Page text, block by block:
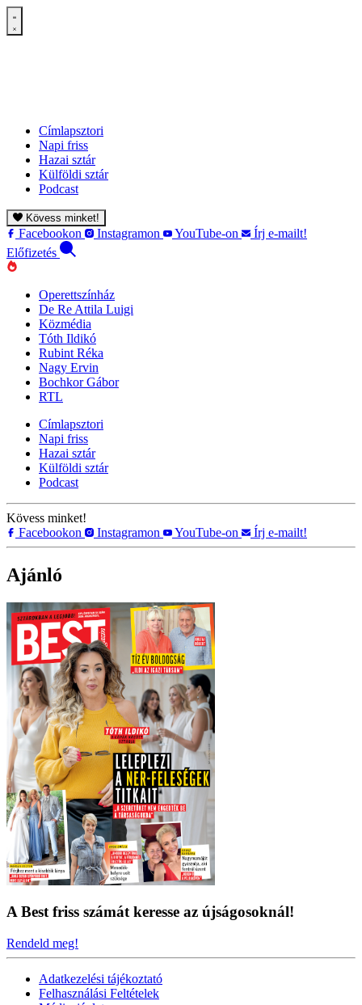
Címlapsztori
Napi friss
Hazai sztár
Külföldi sztár
Podcast
Kövess minket!
Facebookon Instagramon YouTube-on
Írj e-mailt!
Előfizetés
Operettszínház
De Re Attila Luigi
Közmédia
Tóth Ildikó
Rubint Réka
Nagy Ervin
Bochkor Gábor
RTL
Címlapsztori
Napi friss
Hazai sztár
Külföldi sztár
Podcast
Kövess minket!
Facebookon
Instagramon YouTube-on Írj e-mailt!
Ajánló
A Best friss számát keresse az újságosoknál!
Rendeld meg!
Adatkezelési tájékoztató
Felhasználási Feltételek